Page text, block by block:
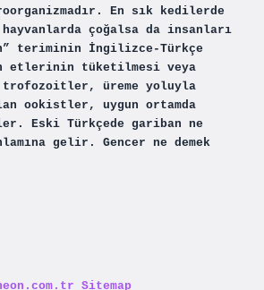
En sık kedilerde
çoğalsa da insanları
teriminin İngilizce-Türkçe
etlerinin tüketilmesi veya
trofozoitler, üreme yoluyla
ookistler, uygun ortamda
Eski Türkçede gariban ne
gelir. Gencer ne demek
Sitemap